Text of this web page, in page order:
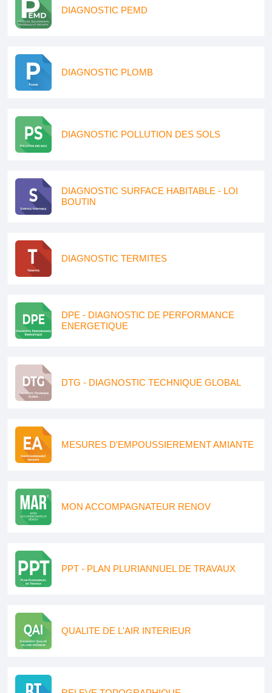
DIAGNOSTIC PEMD
DIAGNOSTIC PLOMB
DIAGNOSTIC POLLUTION DES SOLS
DIAGNOSTIC SURFACE HABITABLE - LOI
BOUTIN
DIAGNOSTIC TERMITES
DPE - DIAGNOSTIC DE PERFORMANCE
ENERGETIQUE
DTG - DIAGNOSTIC TECHNIQUE GLOBAL
MESURES D'EMPOUSSIEREMENT AMIANTE
MON ACCOMPAGNATEUR RENOV
PPT - PLAN PLURIANNUEL DE TRAVAUX
QUALITE DE L'AIR INTERIEUR